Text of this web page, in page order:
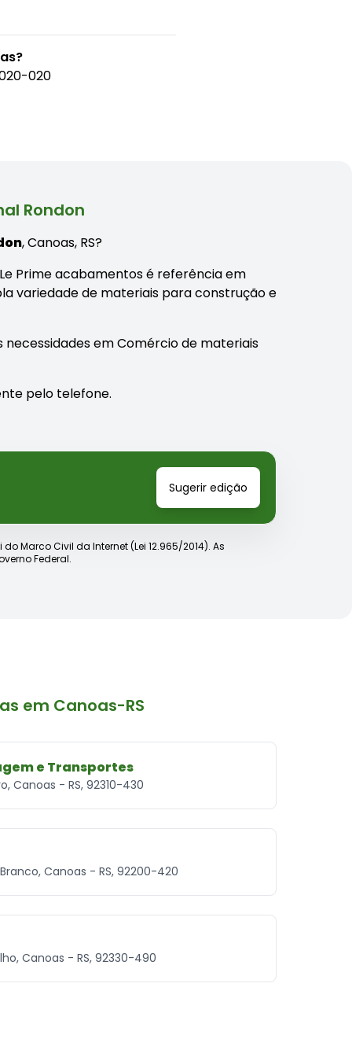
020
Rondon
, Canoas, RS?
Prime acabamentos é referência em
variedade de materiais para construção e
necessidades em Comércio de materiais
pelo telefone.
Sugerir edição
Marco Civil da Internet (Lei 12.965/2014). As
Federal.
em Canoas-RS
e Transportes
Canoas - RS, 92310-430
Canoas - RS, 92200-420
Canoas - RS, 92330-490